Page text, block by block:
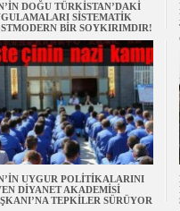
DOĞU TÜRKİSTAN’DAKİ
SİSTEMATİK
BİR SOYKIRIMDIR!
UYGUR POLİTİKALARINI
DİYANET AKADEMİSİ
TEPKİLER SÜRÜYOR